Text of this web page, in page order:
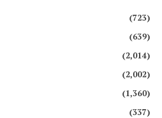
(723)
(639)
(2,014)
(2,002)
(1,360)
(337)